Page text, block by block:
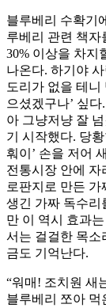
블루베리 수확기
루베리 관련 책자
30% 이상을 차지
나온다. 하기야
도리가 없을 테니
으셨겠구나’ 싶
아 그냥저냥 잘
기 시작했다. 당
훠이’ 손을 저어
전통시장 안에 자
로판지로 만든 가
생긴 가짜 독수리
만 이 역시 효과
서는 걸걸한 목소
금도 기억난다.
“워매! 조치원 새
블루베리 쪼아 먹